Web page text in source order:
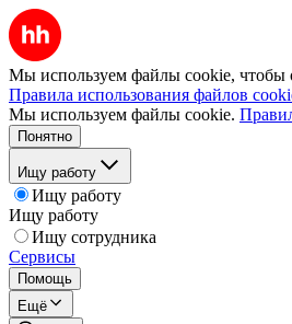
Мы используем файлы cookie, чтобы
Правила использования файлов
Мы используем файлы cookie.
Понятно
Ищу работу
Ищу работу
Ищу работу
Ищу сотрудника
Сервисы
Помощь
Ещё